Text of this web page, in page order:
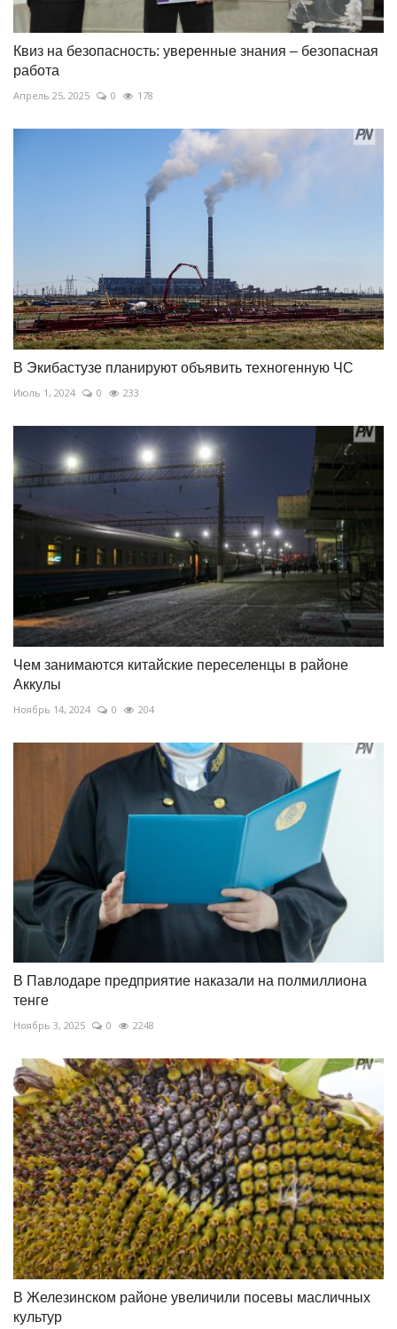
Квиз на безопасность: уверенные знания – безопасная
работа
Апрель 25, 2025 0 178
В Экибастузе планируют объявить техногенную ЧС
Июль 1, 2024 0 233
Чем занимаются китайские переселенцы в районе
Аккулы
Ноябрь 14, 2024 0 204
В Павлодаре предприятие наказали на полмиллиона
тенге
Ноябрь 3, 2025 0 2248
В Железинском районе увеличили посевы масличных
культур